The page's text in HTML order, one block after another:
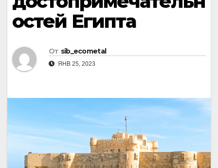
остей Египта
От sib_ecometal
ЯНВ 25, 2023